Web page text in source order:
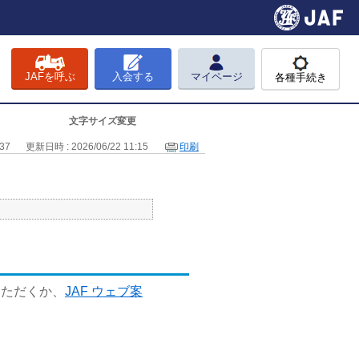
JAFを呼ぶ 入会する マイページ 各種手続き
文字サイズ変更
更新日時 : 2026/06/22 11:15 印刷
だくか、 JAF ウェブ案